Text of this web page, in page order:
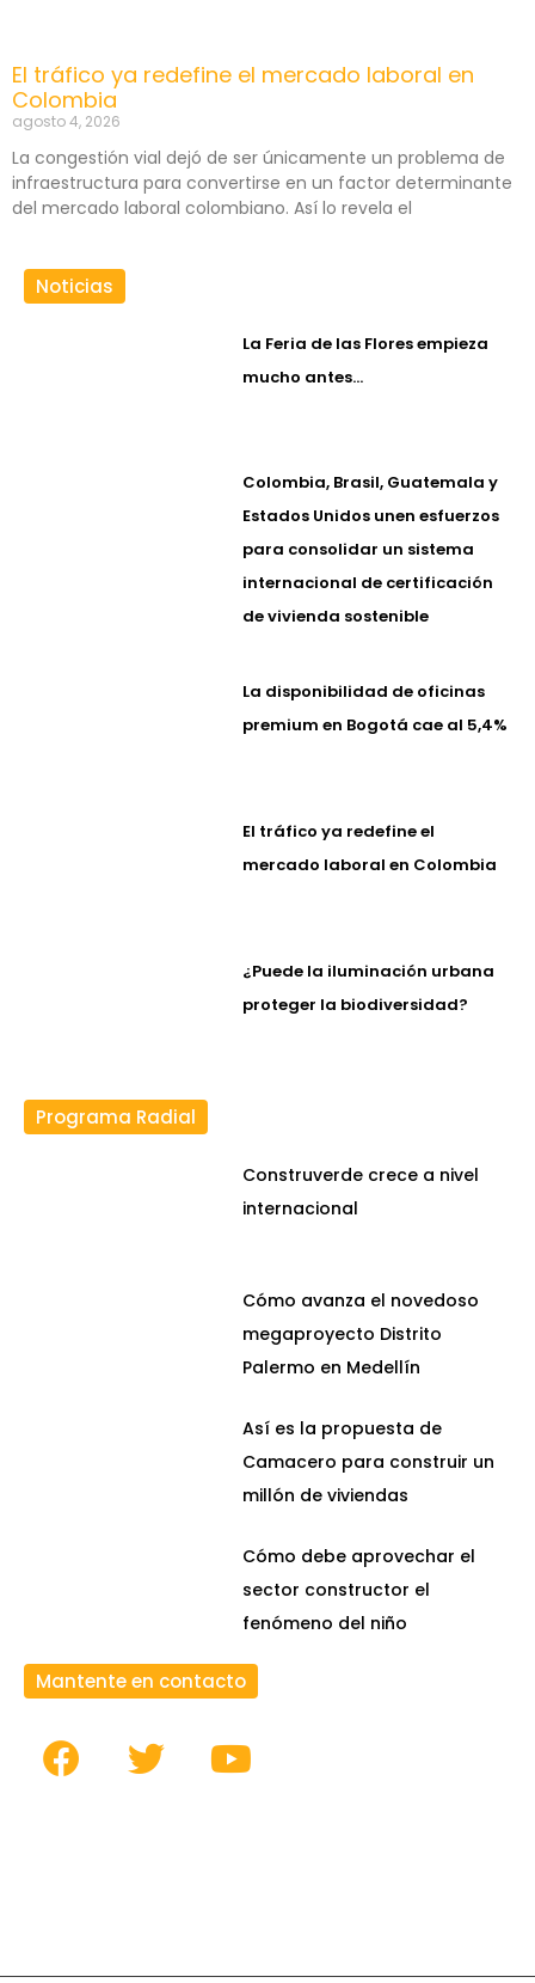
El tráfico ya redefine el mercado laboral en
Colombia
agosto 4, 2026
La congestión vial dejó de ser únicamente un problema de
infraestructura para convertirse en un factor determinante
del mercado laboral colombiano. Así lo revela el
Noticias
La Feria de las Flores empieza
mucho antes…
Colombia, Brasil, Guatemala y
Estados Unidos unen esfuerzos
para consolidar un sistema
internacional de certificación
de vivienda sostenible
La disponibilidad de oficinas
premium en Bogotá cae al 5,4%
El tráfico ya redefine el
mercado laboral en Colombia
¿Puede la iluminación urbana
proteger la biodiversidad?
Programa Radial
Construverde crece a nivel
internacional
Cómo avanza el novedoso
megaproyecto Distrito
Palermo en Medellín
Así es la propuesta de
Camacero para construir un
millón de viviendas
Cómo debe aprovechar el
sector constructor el
fenómeno del niño
Mantente en contacto